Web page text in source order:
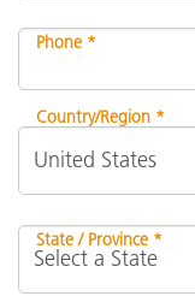
Phone *
Country/Region *
State / Province *